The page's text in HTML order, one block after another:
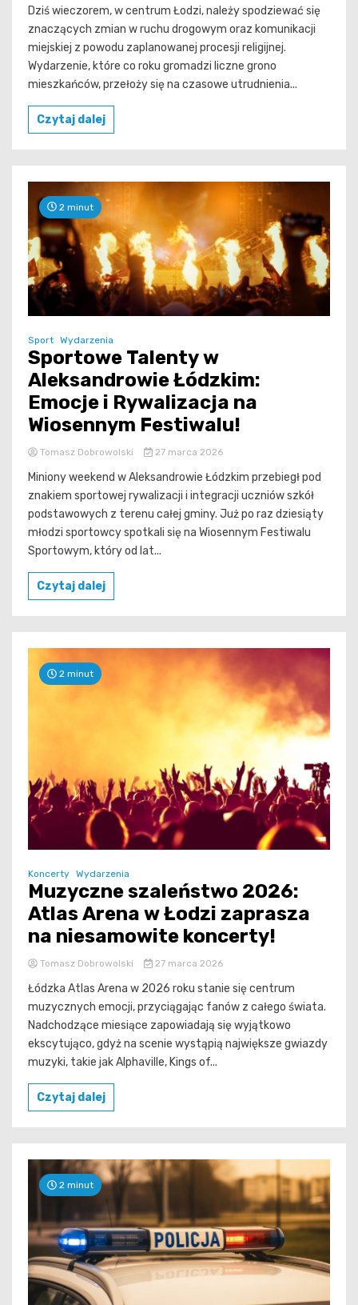
Dziś wieczorem, w centrum Łodzi, należy spodziewać się
znaczących zmian w ruchu drogowym oraz komunikacji
miejskiej z powodu zaplanowanej procesji religijnej.
Wydarzenie, które co roku gromadzi liczne grono
mieszkańców, przełoży się na czasowe utrudnienia...
Czytaj dalej
2 minut
Sport Wydarzenia
Sportowe Talenty w
Aleksandrowie Łódzkim:
Emocje i Rywalizacja na
Wiosennym Festiwalu!
Tomasz Dobrowolski 27 marca 2026
Miniony weekend w Aleksandrowie Łódzkim przebiegł pod
znakiem sportowej rywalizacji i integracji uczniów szkół
podstawowych z terenu całej gminy. Już po raz dziesiąty
młodzi sportowcy spotkali się na Wiosennym Festiwalu
Sportowym, który od lat...
Czytaj dalej
2 minut
Koncerty Wydarzenia
Muzyczne szaleństwo 2026:
Atlas Arena w Łodzi zaprasza
na niesamowite koncerty!
Tomasz Dobrowolski 27 marca 2026
Łódzka Atlas Arena w 2026 roku stanie się centrum
muzycznych emocji, przyciągając fanów z całego świata.
Nadchodzące miesiące zapowiadają się wyjątkowo
ekscytująco, gdyż na scenie wystąpią największe gwiazdy
muzyki, takie jak Alphaville, Kings of...
Czytaj dalej
2 minut